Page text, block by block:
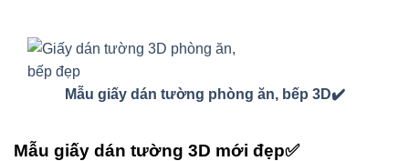
Mẫu giấy dán tường phòng ăn, bếp 3D✔️
Mẫu giấy dán tường 3D mới đẹp✅